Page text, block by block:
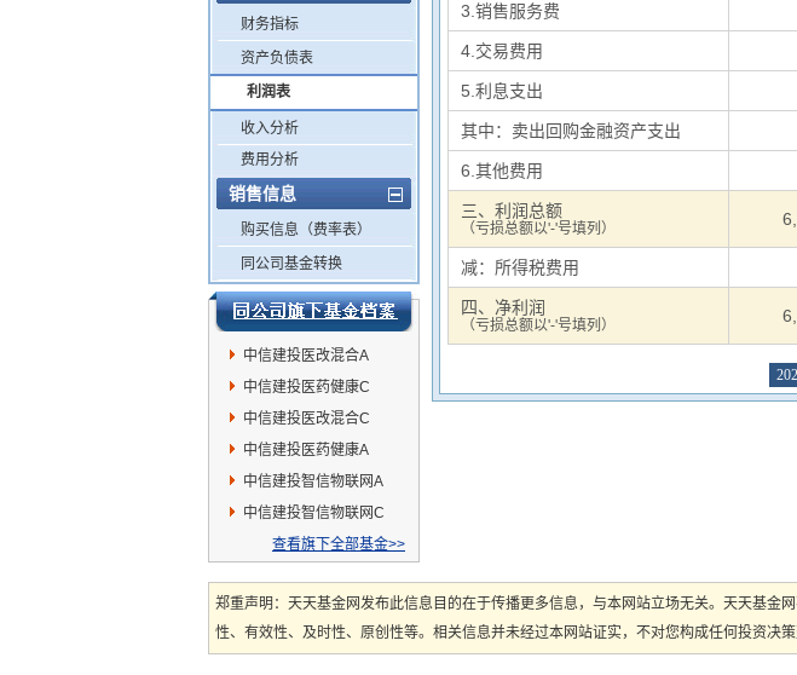
财务指标
资产负债表
利润表
收入分析
费用分析
销售信息
购买信息（费率表）
同公司基金转换
中信建投医改混合A
中信建投医药健康C
中信建投医改混合C
中信建投医药健康A
中信建投智信物联网A
中信建投智信物联网C
查看旗下全部基金>>
3.销售服务费
4.交易费用
5.利息支出
其中：卖出回购金融资产支出
6.其他费用
三、利润总额
（亏损总额以'-'号填列）
减：所得税费用
四、净利润
（亏损总额以'-'号填列）
郑重声明：天天基金网发布此信息目的在于传播更多信息，与本网站立场无关。天天基
性、有效性、及时性、原创性等。相关信息并未经过本网站证实，不对您构成任何投资决